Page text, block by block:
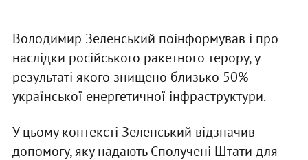
Володимир Зеленський поінформував і про
наслідки російського ракетного терору, у
результаті якого знищено близько 50%
української енергетичної інфраструктури.
У цьому контексті Зеленський відзначив
допомогу, яку надають Сполучені Штати для